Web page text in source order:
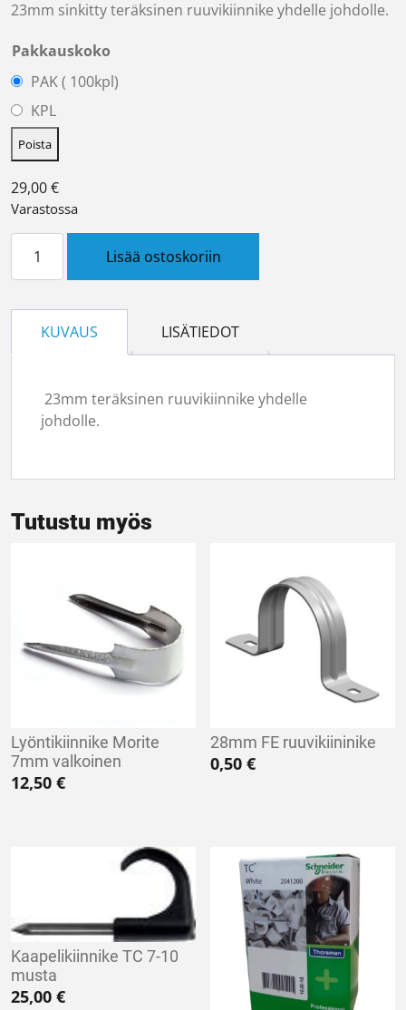
23mm sinkitty teräksinen ruuvikiinnike yhdelle johdolle.
Pakkauskoko
PAK ( 100kpl)
KPL
Poista
29,00€
Varastossa
Lisää ostoskoriin
KUVAUS LISÄTIEDOT
23mm teräksinen ruuvikiinnike yhdelle
johdolle.
Tutustu myös
Lyöntikiinnike Morite
7mm valkoinen
12,50 €
28mm FE ruuvikiininike
0,50€
Kaapelikiinnike TC 7-10
musta
25,00 €